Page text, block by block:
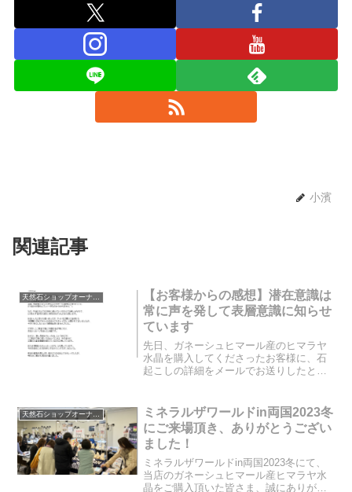
小濱
関連記事
【お客様からの感想】潜在意識は
常に声を発して表層意識に知らせ
ています
先日、ガネーシュヒマール産のヒマラヤ
水晶を購入してくださったお客様に、石
起こしの詳細をメールでお送りしたとこ
は、まだ潜在意識の声を聞くことができ
る方ではなかったのですが...
天然石ショップオーナーのブログ
ミネラルザワールドin両国2023冬
にご来場頂き、ありがとうござい
ました！
ミネラルザワールドin両国2023冬にて、
当店のガネーシュヒマール産ヒマラヤ水
晶をご購入頂いた皆さま、誠にありがと